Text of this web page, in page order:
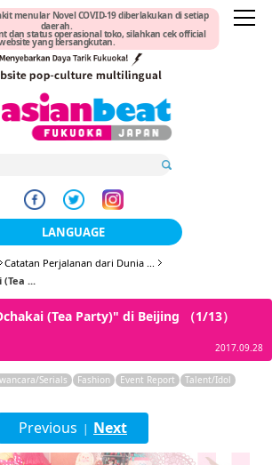
menular Novel COVID-19 diberlakukan di setiap
daerah.
dan status operasional toko, silahkan cek official
yang bersangkutan.
LANGUAGE
日本語
한국어
繁體中文
English
ภาษาไทย
Catatan Perjalanan dari Dunia ...
...
(Tea Party)" di Beijing （1/13）
2017.09.28
Serials Fashion Event Report
Talent/Idol
Previous | Next